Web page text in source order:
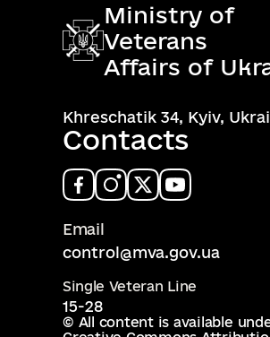
Ministry of
Veterans
Affairs of
Khreschatik 34, Kyiv,
Contacts
Email
control@mva.gov.ua
Single Veteran Line
15-28
© All content is available